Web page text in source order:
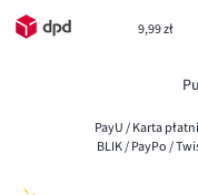
9,99 zł
PayU / Karta
BLIK / PayPo /